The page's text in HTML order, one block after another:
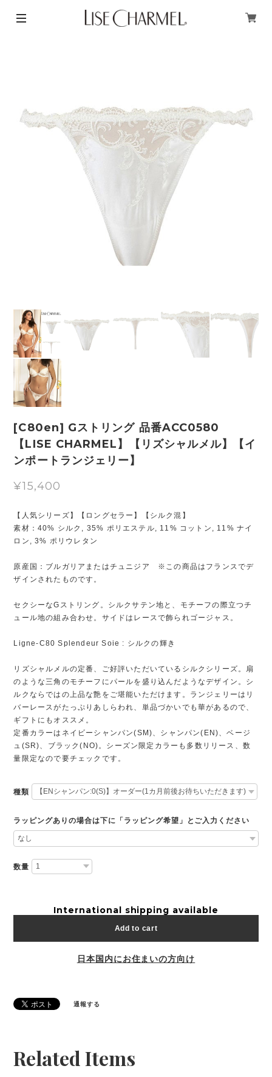
[C80en] Gストリング 品番ACC0580
【LISE CHARMEL】【リズシャルメル】【イ
ンポートランジェリー】
¥15,400
【人気シリーズ】【ロングセラー】【シルク混】
素材：40% シルク, 35% ポリエステル, 11% コットン, 11% ナイ
ロン, 3% ポリウレタン
原産国：ブルガリアまたはチュニジア ※この商品はフランスでデ
ザインされたものです。
セクシーなGストリング。シルクサテン地と、モチーフの際立つチ
ュール地の組み合わせ。サイドはレースで飾られゴージャス。
Ligne-C80 Splendeur Soie : シルクの輝き
リズシャルメルの定番、ご好評いただいているシルクシリーズ。扇
のような三角のモチーフにパールを盛り込んだようなデザイン。シ
ルクならではの上品な艶をご堪能いただけます。ランジェリーはリ
バーレースがたっぷりあしらわれ、単品づかいでも華があるので、
ギフトにもオススメ。
定番カラーはネイビーシャンパン(SM)、シャンパン(EN)、ベージ
ュ(SR)、ブラック(NO)。シーズン限定カラーも多数リリース、数
量限定なので要チェックです。
種類
ラッピングありの場合は下に「ラッピング希望」とご入力ください
数量
International shipping available
Add to cart
日本国内にお住まいの方向け
通報する
Related Items